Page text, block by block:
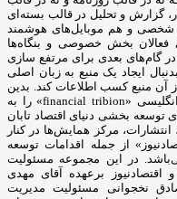
گزارش و تحلیل در قالب بسته‌ای
شخصی و هم موبایل‌های هوشمند
فعالان بخش خصوصی و بنگاه‌ها
گام‌های بعدی برای مرتفع سازی
ایجاد یک منبع به زبان اصلی
آن منبع کسب اطلاعات کند. بدین
ترتیب، یکی از اجزای هلدینگ یعنی روزنامه انگلیسی «financial tribion» را به
توسعه بخشی دنیای اقتصاد تابان
مرکز همایش‌ها در کنار
از جمله اقدامات توسعه
در این مجموعه مسئولیت
برعهده آقای مهدی
نخجوانی مسئولیت مدیریت